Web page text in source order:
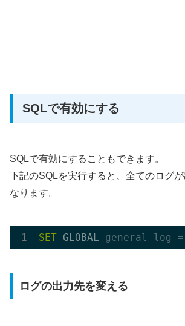
SQLで有効にする
SQLで有効にすることもできます。
下記のSQLを実行すると、全てのログ
なります。
SET GLOBAL general_log =
ログの出力先を変える